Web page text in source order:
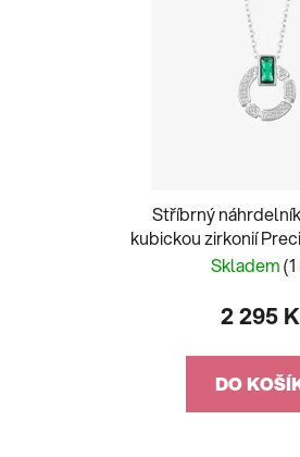
Stříbrný
kubickou zirkonií
5390 66
Skladem
2 295
DO